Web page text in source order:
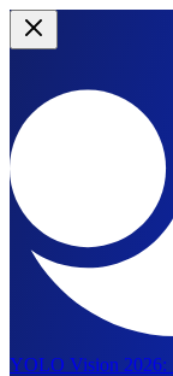
YOLO Vision 2026: